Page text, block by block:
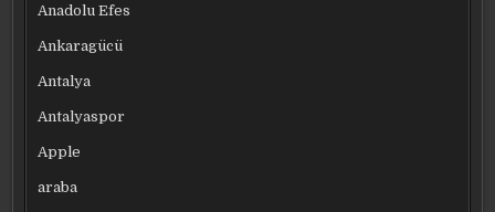
Anadolu Efes
Ankaragücü
Antalya
Antalyaspor
Apple
araba